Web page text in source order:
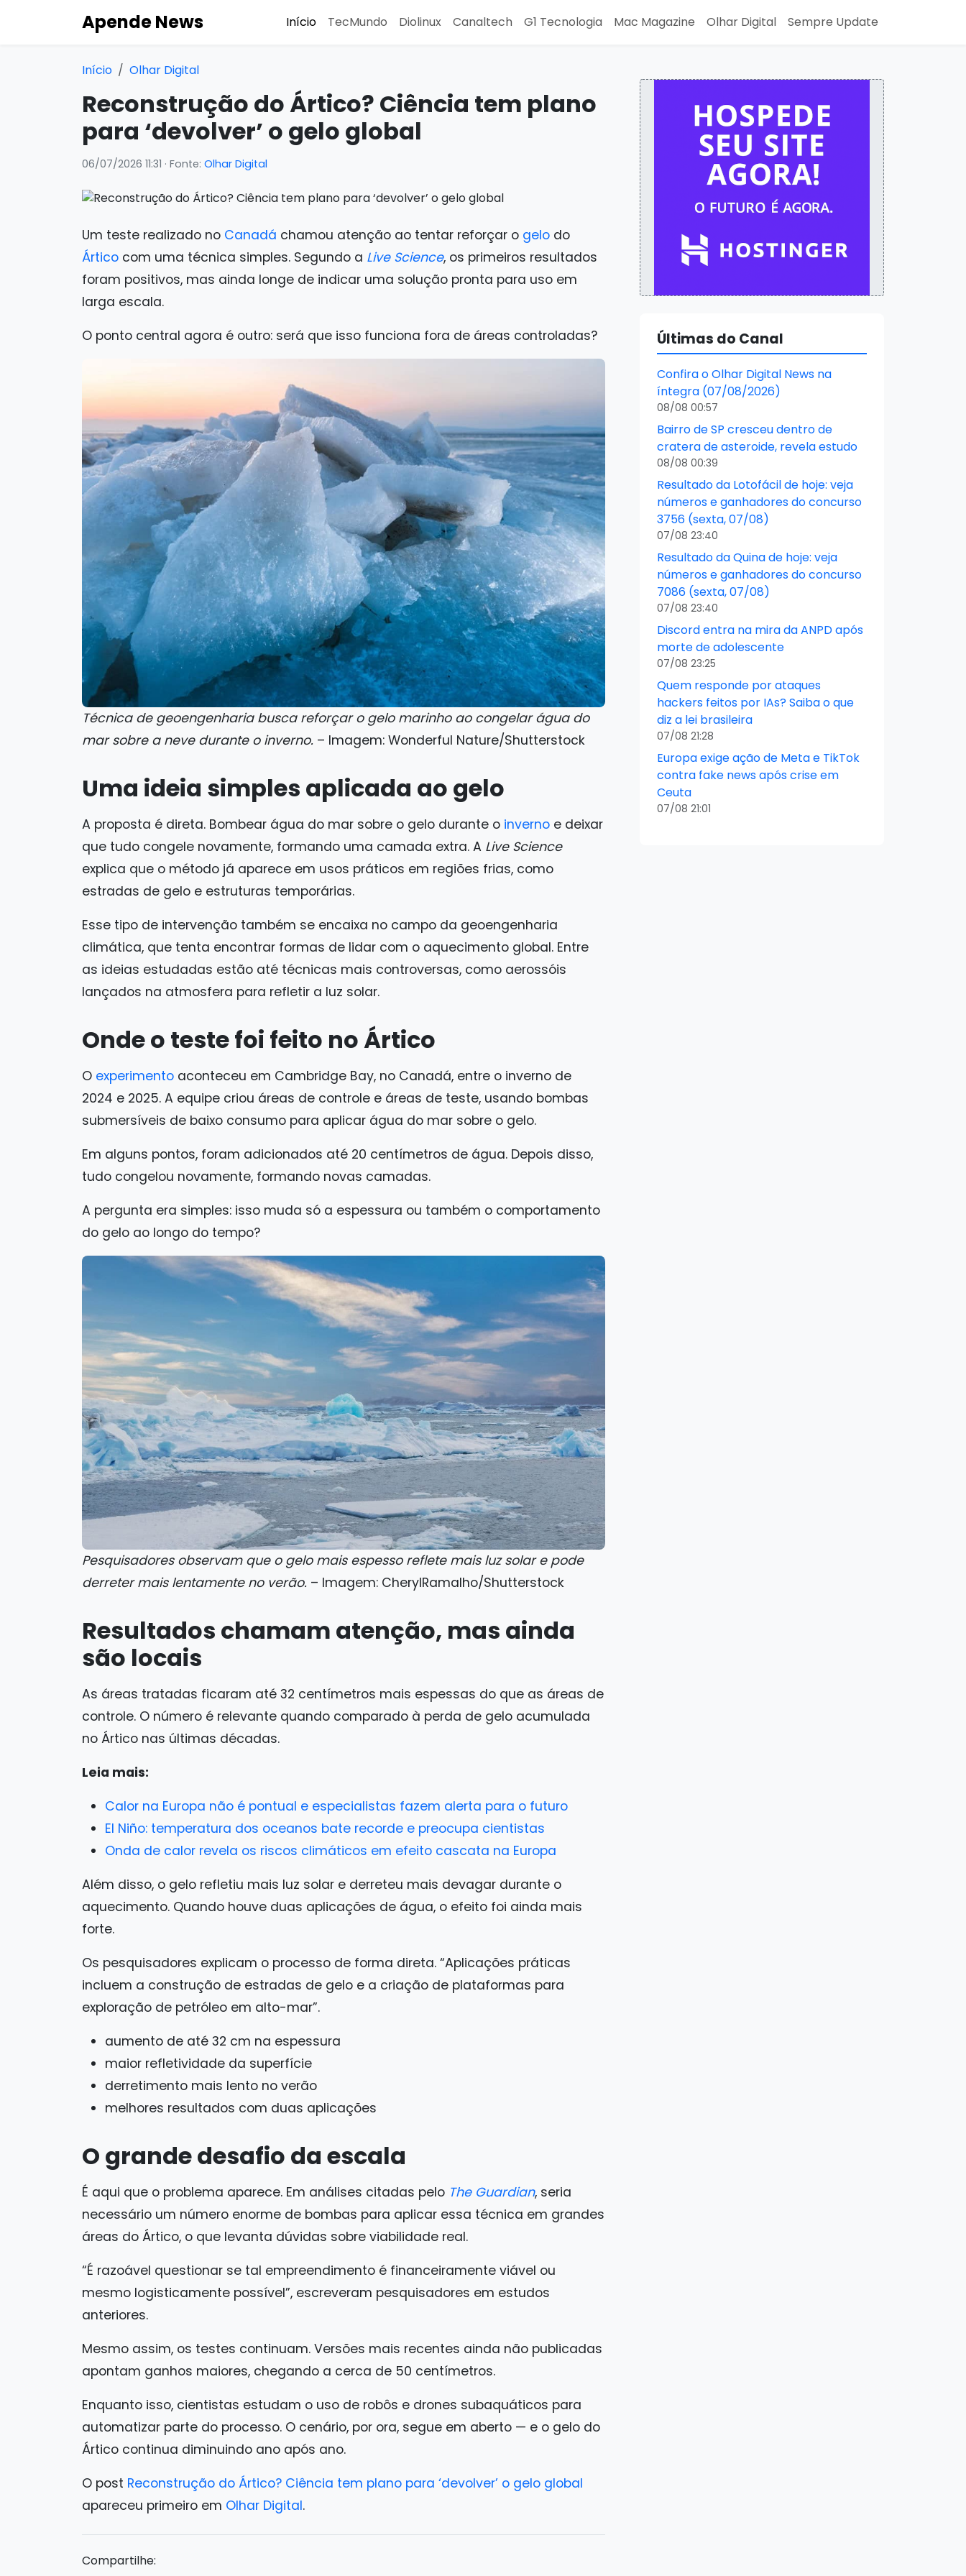
Apende News Início TecMundo Diolinux Canaltech G1 Tecnologia Mac Magazine Olhar Digital Sempre Update
Início Olhar Digital
Reconstrução do Ártico? Ciência tem plano
para ‘devolver’ o gelo global
06/07/2026 11:31 · Fonte: Olhar Digital
Um teste realizado no Canadá chamou atenção ao tentar reforçar o gelo do
Ártico com uma técnica simples. Segundo a Live Science, os primeiros resultados
foram positivos, mas ainda longe de indicar uma solução pronta para uso em
larga escala.
O ponto central agora é outro: será que isso funciona fora de áreas controladas?
Técnica de geoengenharia busca reforçar o gelo marinho ao congelar água do
mar sobre a neve durante o inverno. – Imagem: Wonderful Nature/Shutterstock
Uma ideia simples aplicada ao gelo
A proposta é direta. Bombear água do mar sobre o gelo durante o inverno e deixar
que tudo congele novamente, formando uma camada extra. A Live Science
explica que o método já aparece em usos práticos em regiões frias, como
estradas de gelo e estruturas temporárias.
Esse tipo de intervenção também se encaixa no campo da geoengenharia
climática, que tenta encontrar formas de lidar com o aquecimento global. Entre
as ideias estudadas estão até técnicas mais controversas, como aerossóis
lançados na atmosfera para refletir a luz solar.
Onde o teste foi feito no Ártico
O experimento aconteceu em Cambridge Bay, no Canadá, entre o inverno de
2024 e 2025. A equipe criou áreas de controle e áreas de teste, usando bombas
submersíveis de baixo consumo para aplicar água do mar sobre o gelo.
Em alguns pontos, foram adicionados até 20 centímetros de água. Depois disso,
tudo congelou novamente, formando novas camadas.
A pergunta era simples: isso muda só a espessura ou também o comportamento
do gelo ao longo do tempo?
Pesquisadores observam que o gelo mais espesso reflete mais luz solar e pode
derreter mais lentamente no verão. – Imagem: CherylRamalho/Shutterstock
Resultados chamam atenção, mas ainda
são locais
As áreas tratadas ficaram até 32 centímetros mais espessas do que as áreas de
controle. O número é relevante quando comparado à perda de gelo acumulada
no Ártico nas últimas décadas.
Leia mais:
Calor na Europa não é pontual e especialistas fazem alerta para o futuro
El Niño: temperatura dos oceanos bate recorde e preocupa cientistas
Onda de calor revela os riscos climáticos em efeito cascata na Europa
Além disso, o gelo refletiu mais luz solar e derreteu mais devagar durante o
aquecimento. Quando houve duas aplicações de água, o efeito foi ainda mais
forte.
Os pesquisadores explicam o processo de forma direta. “Aplicações práticas
incluem a construção de estradas de gelo e a criação de plataformas para
exploração de petróleo em alto-mar”.
aumento de até 32 cm na espessura
maior refletividade da superfície
derretimento mais lento no verão
melhores resultados com duas aplicações
O grande desafio da escala
É aqui que o problema aparece. Em análises citadas pelo The Guardian, seria
necessário um número enorme de bombas para aplicar essa técnica em grandes
áreas do Ártico, o que levanta dúvidas sobre viabilidade real.
“É razoável questionar se tal empreendimento é financeiramente viável ou
mesmo logisticamente possível”, escreveram pesquisadores em estudos
anteriores.
Mesmo assim, os testes continuam. Versões mais recentes ainda não publicadas
apontam ganhos maiores, chegando a cerca de 50 centímetros.
Enquanto isso, cientistas estudam o uso de robôs e drones subaquáticos para
automatizar parte do processo. O cenário, por ora, segue em aberto — e o gelo do
Ártico continua diminuindo ano após ano.
O post Reconstrução do Ártico? Ciência tem plano para ‘devolver’ o gelo global
apareceu primeiro em Olhar Digital.
Compartilhe:
Últimas do Canal
Confira o Olhar Digital News na
íntegra (07/08/2026)
08/08 00:57
Bairro de SP cresceu dentro de
cratera de asteroide, revela estudo
08/08 00:39
Resultado da Lotofácil de hoje: veja
números e ganhadores do concurso
3756 (sexta, 07/08)
07/08 23:40
Resultado da Quina de hoje: veja
números e ganhadores do concurso
7086 (sexta, 07/08)
07/08 23:40
Discord entra na mira da ANPD após
morte de adolescente
07/08 23:25
Quem responde por ataques
hackers feitos por IAs? Saiba o que
diz a lei brasileira
07/08 21:28
Europa exige ação de Meta e TikTok
contra fake news após crise em
Ceuta
07/08 21:01